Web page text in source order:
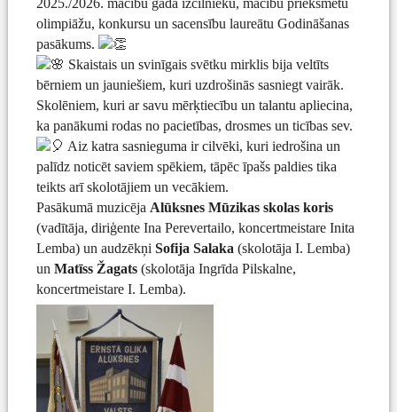
olimpiāžu, konkursu un sacensību laureātu Godināšanas
pasākums.
Skaistais un svinīgais svētku mirklis bija veltīts
bērniem un jauniešiem, kuri uzdrošinās sasniegt vairāk.
Skolēniem, kuri ar savu mērķtiecību un talantu apliecina,
ka panākumi rodas no pacietības, drosmes un ticības sev.
Aiz katra sasnieguma ir cilvēki, kuri iedrošina un
palīdz noticēt saviem spēkiem, tāpēc īpašs paldies tika
teikts arī skolotājiem un vecākiem.
Pasākumā muzicēja Alūksnes Mūzikas skolas koris
(vadītāja, diriģente Ina Perevertailo, koncertmeistare Inita
Lemba) un audzēkņi Sofija Salaka (skolotāja I. Lemba)
un Matīss Žagats(skolotāja Ingrīda Pilskalne,
koncertmeistare I. Lemba).